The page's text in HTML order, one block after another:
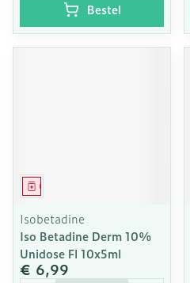
Bestel
Geneesmiddel
Isobetadine
Iso Betadine Derm 10%
Unidose Fl 10x5ml
€ 6,99